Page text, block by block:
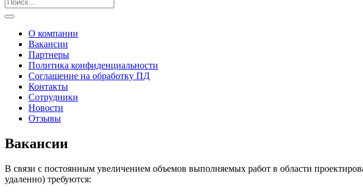
О компании
Вакансии
Партнеры
Политика конфиденциальности
Соглашение на обработку ПД
Контакты
Сотрудники
Новости
Отзывы
Вакансии
В связи с постоянным увеличением объемов выполняемых работ в области
удаленно) требуются: